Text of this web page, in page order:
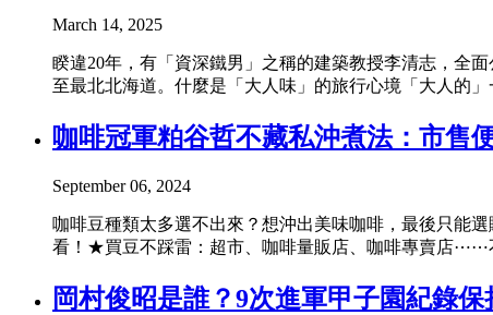
March 14, 2025
睽違20年，有「資深鐵男」之稱的建築教授李清志，全
至最北北海道。什麼是「大人味」的旅行心境「大人的
咖啡冠軍粕谷哲不藏私沖煮法：市售
September 06, 2024
咖啡豆種類太多選不出來？想沖出美味咖啡，最後只能
看！★買豆不踩雷：超市、咖啡量販店、咖啡專賣店⋯⋯
岡村俊昭是誰？9次進軍甲子園紀錄